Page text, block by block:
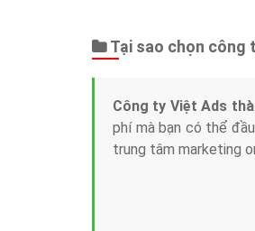
Tại sao chọn công
Công ty Việt Ads
phí mà bạn có thể
trung tâm marketing